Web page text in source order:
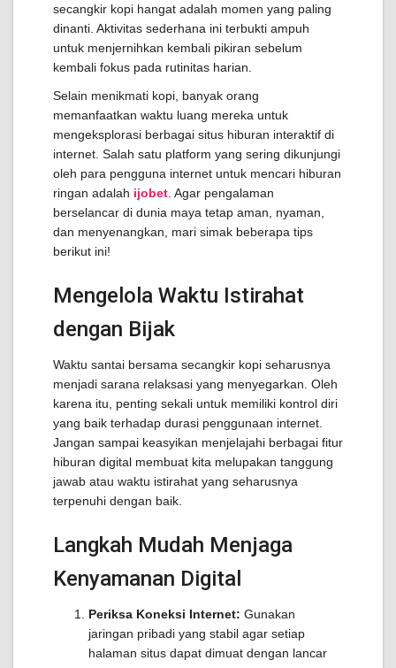
secangkir kopi hangat adalah momen yang paling
dinanti. Aktivitas sederhana ini terbukti ampuh
untuk menjernihkan kembali pikiran sebelum
kembali fokus pada rutinitas harian.
Selain menikmati kopi, banyak orang
memanfaatkan waktu luang mereka untuk
mengeksplorasi berbagai situs hiburan interaktif di
internet. Salah satu platform yang sering dikunjungi
oleh para pengguna internet untuk mencari hiburan
ringan adalah ijobet . Agar pengalaman
berselancar di dunia maya tetap aman, nyaman,
dan menyenangkan, mari simak beberapa tips
berikut ini!
Mengelola Waktu Istirahat
dengan Bijak
Waktu santai bersama secangkir kopi seharusnya
menjadi sarana relaksasi yang menyegarkan. Oleh
karena itu, penting sekali untuk memiliki kontrol diri
yang baik terhadap durasi penggunaan internet.
Jangan sampai keasyikan menjelajahi berbagai fitur
hiburan digital membuat kita melupakan tanggung
jawab atau waktu istirahat yang seharusnya
terpenuhi dengan baik.
Langkah Mudah Menjaga
Kenyamanan Digital
Periksa Koneksi Internet: Gunakan
jaringan pribadi yang stabil agar setiap
halaman situs dapat dimuat dengan lancar